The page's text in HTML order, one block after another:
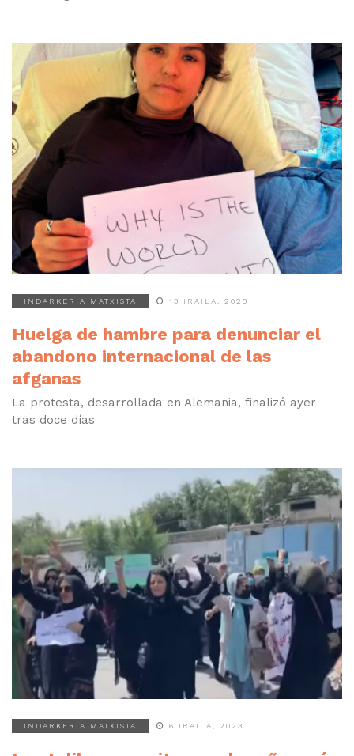
INDARKERIA MATXISTA 13 IRAILA, 2023
Huelga de hambre para denunciar el
abandono internacional de las
afganas
La protesta, desarrollada en Alemania, finalizó ayer
tras doce días
INDARKERIA MATXISTA 6 IRAILA, 2023